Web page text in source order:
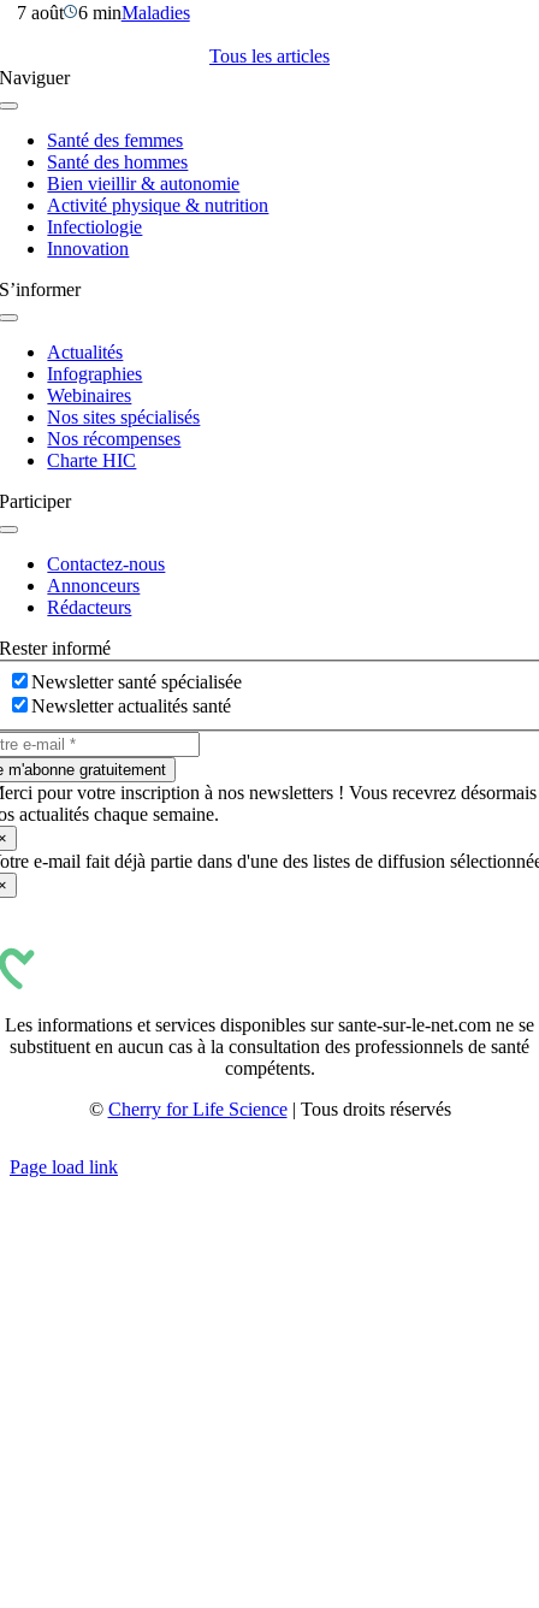
7 août 6 minMaladies
Tous les articles
Naviguer
Navigation
basculeSanté des femmes
Santé des hommes
Bien vieillir & autonomie
Activité physique & nutrition
Infectiologie
Innovation
S’informer
Navigation
basculeActualités
Infographies
Webinaires
Nos sites spécialisés
Nos récompenses
Charte HIC
Participer
Navigation
basculeContactez-nous
Annonceurs
Rédacteurs
Rester informé
Newsletter santé spécialisée
Newsletter actualités santé
m'abonne gratuitement
pour votre inscription à nos newsletters ! Vous recevrez désormais
actualités chaque semaine.
e-mail fait déjà partie dans d'une des listes de diffusion
Les informations et services disponibles sur sante-sur-le-net.com ne se
substituent en aucun cas à la consultation des professionnels de santé
compétents.
© Cherry for Life Science| Tous droits réservés
Page load link